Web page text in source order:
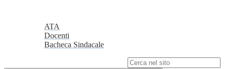
ATA
Docenti
Bacheca Sindacale